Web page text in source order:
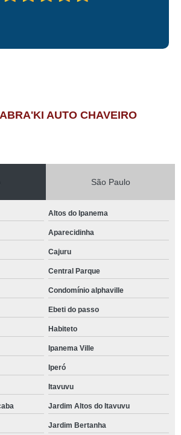
AUTO CHAVEIRO
São Paulo
Altos do Ipanema
Aparecidinha
Cajuru
Central Parque
Condomínio alphaville
Ebeti do passo
Habiteto
Ipanema Ville
Iperó
Itavuvu
Jardim Altos do Itavuvu
Jardim Bertanha